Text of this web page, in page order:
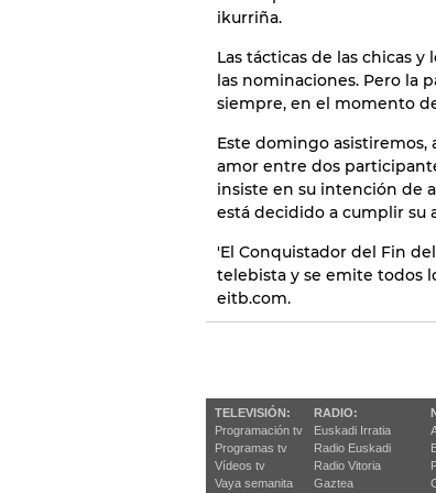
ikurriña.
Las tácticas de las chicas
las nominaciones. Pero la
siempre, en el momento
Este domingo
amor entre dos
insiste en su intención de
está decidido a cumplir su
'El Conquistador del Fin
telebista y se emite todos
eitb.com.
TELEVISIÓN:
Programación tv
Programas tv
Vídeos tv
Vaya semanita
RADIO:
Euskadi Irratia
Radio Euskadi
Radio Vitoria
Gaztea